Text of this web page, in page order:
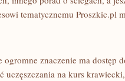
tematycznemu Proszkic.pl
znaczenie ma dostęp
na kurs